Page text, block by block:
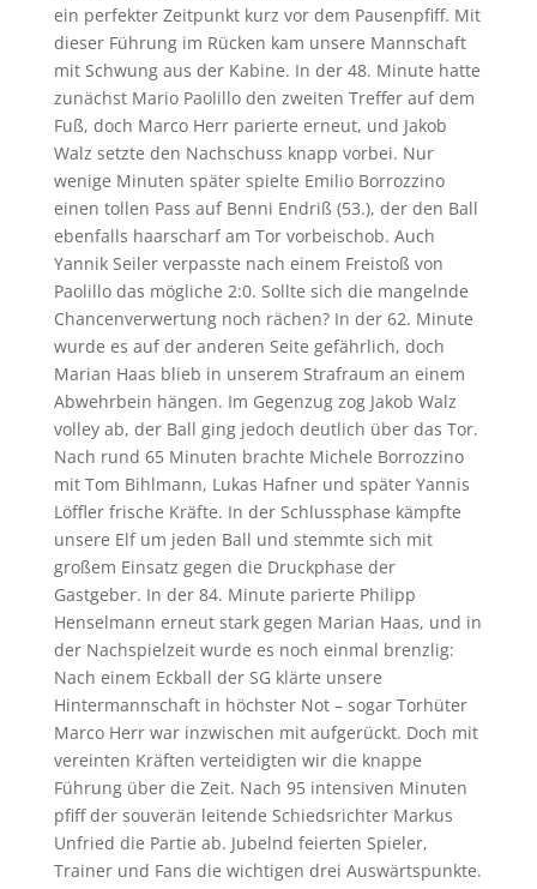
ein perfekter Zeitpunkt kurz vor dem Pausenpfiff. Mit
dieser Führung im Rücken kam unsere Mannschaft
mit Schwung aus der Kabine. In der 48. Minute hatte
zunächst Mario Paolillo den zweiten Treffer auf dem
Fuß, doch Marco Herr parierte erneut, und Jakob
Walz setzte den Nachschuss knapp vorbei. Nur
wenige Minuten später spielte Emilio Borrozzino
einen tollen Pass auf Benni Endriß (53.), der den Ball
ebenfalls haarscharf am Tor vorbeischob. Auch
Yannik Seiler verpasste nach einem Freistoß von
Paolillo das mögliche 2:0. Sollte sich die mangelnde
Chancenverwertung noch rächen? In der 62. Minute
wurde es auf der anderen Seite gefährlich, doch
Marian Haas blieb in unserem Strafraum an einem
Abwehrbein hängen. Im Gegenzug zog Jakob Walz
volley ab, der Ball ging jedoch deutlich über das Tor.
Nach rund 65 Minuten brachte Michele Borrozzino
mit Tom Bihlmann, Lukas Hafner und später Yannis
Löffler frische Kräfte. In der Schlussphase kämpfte
unsere Elf um jeden Ball und stemmte sich mit
großem Einsatz gegen die Druckphase der
Gastgeber. In der 84. Minute parierte Philipp
Henselmann erneut stark gegen Marian Haas, und in
der Nachspielzeit wurde es noch einmal brenzlig:
Nach einem Eckball der SG klärte unsere
Hintermannschaft in höchster Not – sogar Torhüter
Marco Herr war inzwischen mit aufgerückt. Doch mit
vereinten Kräften verteidigten wir die knappe
Führung über die Zeit. Nach 95 intensiven Minuten
pfiff der souverän leitende Schiedsrichter Markus
Unfried die Partie ab. Jubelnd feierten Spieler,
Trainer und Fans die wichtigen drei Auswärtspunkte.